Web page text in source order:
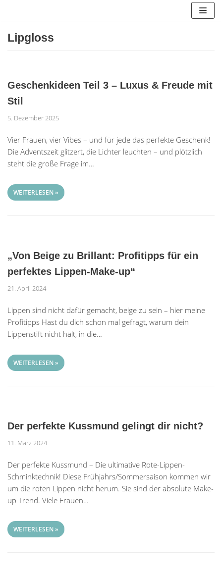
springen
Lipgloss
Geschenkideen Teil 3 – Luxus & Freude mit
Stil
5. Dezember 2025
Vier Frauen, vier Vibes – und für jede das perfekte Geschenk!
Die Adventszeit glitzert, die Lichter leuchten – und plötzlich
steht die große Frage im…
WEITERLESEN »
„Von Beige zu Brillant: Profitipps für ein
perfektes Lippen-Make-up“
21. April 2024
Lippen sind nicht dafür gemacht, beige zu sein – hier meine
Profitipps Hast du dich schon mal gefragt, warum dein
Lippenstift nicht hält, in die…
WEITERLESEN »
Der perfekte Kussmund gelingt dir nicht?
11. März 2024
Der perfekte Kussmund – Die ultimative Rote-Lippen-
Schminktechnik! Diese Frühjahrs/Sommersaison kommen wir
um die roten Lippen nicht herum. Sie sind der absolute Make-
up Trend. Viele Frauen…
WEITERLESEN »